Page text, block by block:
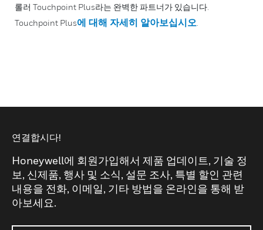
롤러 Touchpoint Plus라는 완벽한 파트너가 있습니다.
Touchpoint Plus에 대해 자세히 알아보십시오
연결합시다!
Honeywell에 회원가입해서 제품 업데이트, 기술 정
보, 신제품, 행사 및 소식, 설문 조사, 특별 할인 관련
내용을 전화, 이메일, 기타 방법을 온라인을 통해 받
아보세요.